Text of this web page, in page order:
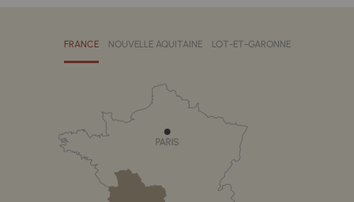
FRANCE NOUVELLE AQUITAINE LOT-ET-GARONNE